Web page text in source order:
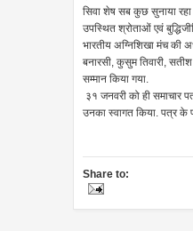
सिवा शेष सब कुछ सुनाया रहा
उपस्थित श्रोताओं एवं
भारतीय अग्निशिखा मंच की
बनारसी, कुसुम तिवारी,
सम्मान किया गया.
३१ जनवरी को ही समाचार
उनका स्वागत किया. पत्र के
Share to: